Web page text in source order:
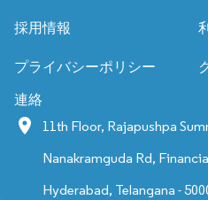
採用情報
プライバシーポリシー
連絡
11th Floor, Rajapushpa
Nanakramguda Rd,
Hyderabad, Telangana -